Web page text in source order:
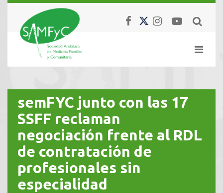
semFYC junto con las 17
SSFF reclaman
negociación frente al RDL
de contratación de
profesionales sin
especialidad